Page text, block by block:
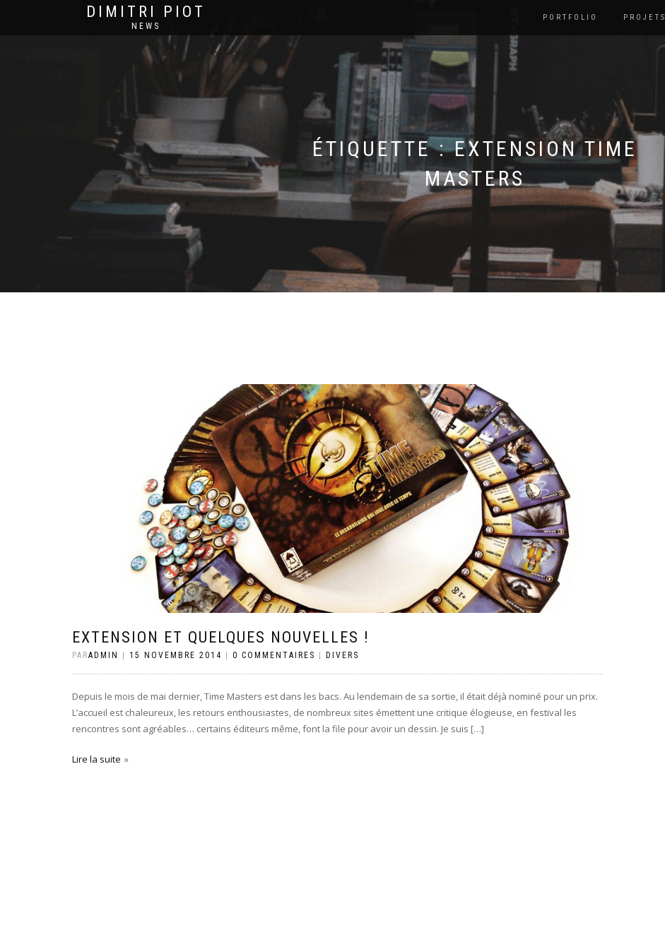
DIMITRI PIOT
NEWS
PORTFOLIO PROJETS
ÉTIQUETTE :EXTENSION TIME
MASTERS
EXTENSION ET QUELQUES NOUVELLES !
PARADMIN | 15 NOVEMBRE 2014 | 0 COMMENTAIRES | DIVERS
Depuis le mois de mai dernier, Time Masters est dans les bacs. Au lendemain de sa sortie, il était déjà nominé pour un prix.
L’accueil est chaleureux, les retours enthousiastes, de nombreux sites émettent une critique élogieuse, en festival les
rencontres sont agréables… certains éditeurs même, font la file pour avoir un dessin. Je suis […]
Lire la suite